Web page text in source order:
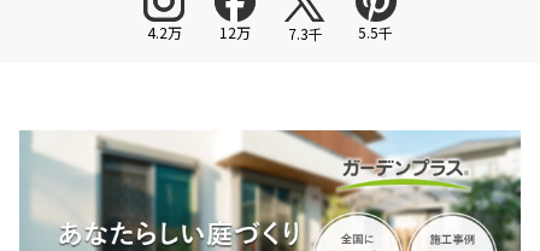
4.2万 12万 7.3千 5.5千